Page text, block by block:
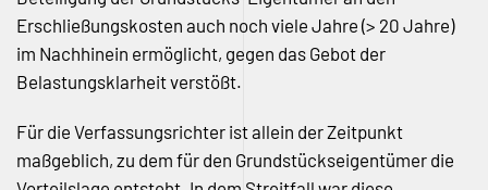
Erschließungskosten auch noch viele Jahre (> 20 Jahre)
im Nachhinein ermöglicht, gegen das Gebot der
Belastungsklarheit verstößt.
Für die Verfassungsrichter ist allein der Zeitpunkt
maßgeblich, zu dem für den Grundstückseigentümer die